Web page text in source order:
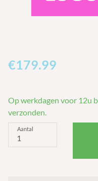
€179.99
Op werkdagen voor 12u
verzonden.
Aantal